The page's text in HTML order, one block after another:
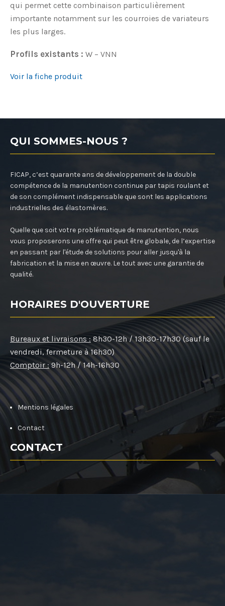
qui permet cette combinaison particulièrement
importante notamment sur les courroies de variateurs
les plus larges.
Profils existants : W – VNN
Voir la fiche produit
QUI SOMMES-NOUS ?
FICAP, c’est quarante ans de développement de la double
compétence de la manutention continue par tapis roulant et
de son complément indispensable que sont les applications
industrielles des élastomères.
Quelle que soit votre problématique de manutention, nous
vous proposerons une offre qui peut être globale, de l’expertise
en passant par l'étude de solutions pour aller jusqu'à la
fabrication et la mise en œuvre. Le tout avec une garantie de
qualité.
HORAIRES D'OUVERTURE
Bureaux et livraisons : 8h30-12h / 13h30-17h30 (sauf le
vendredi, fermeture à 16h30)
Comptoir : 9h-12h / 14h-16h30
Mentions légales
Contact
CONTACT